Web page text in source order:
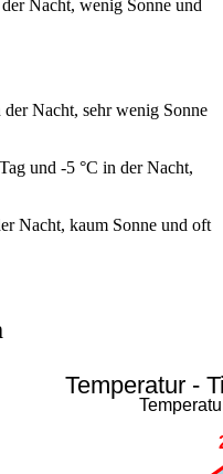
Nacht, wenig Sonne und
Nacht, sehr wenig Sonne
und -5 °C in der Nacht,
Nacht, kaum Sonne und oft